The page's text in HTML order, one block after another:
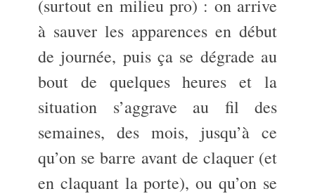
(surtout en milieu pro) : on arrive
à sauver les apparences en début
de journée, puis ça se dégrade au
bout de quelques heures et la
situation s’aggrave au fil des
semaines, des mois, jusqu’à ce
qu’on se barre avant de claquer (et
en claquant la porte), ou qu’on se